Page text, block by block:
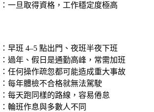
：一旦取得資格，工作穩定度極高
：早班 4–5 點出門、夜班半夜下班
：過年、假日是通勤高峰，常需加班
：任何操作疏忽都可能造成重大事故
：每年體檢不合格就無法駕駛
：每天跑同樣的路線，容易倦怠
：輪班作息與多數人不同